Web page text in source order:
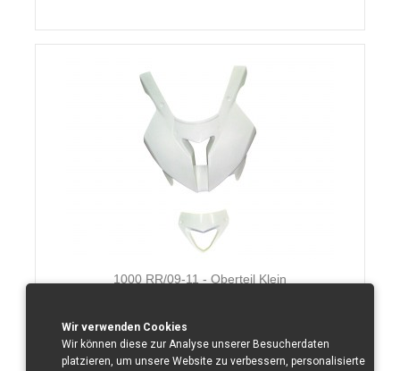
Wir verwenden Cookies
Wir können diese zur Analyse unserer Besucherdaten
platzieren, um unsere Website zu verbessern, personalisierte
1000 RR/09-11 - Oberteil Klein
Produktdetails